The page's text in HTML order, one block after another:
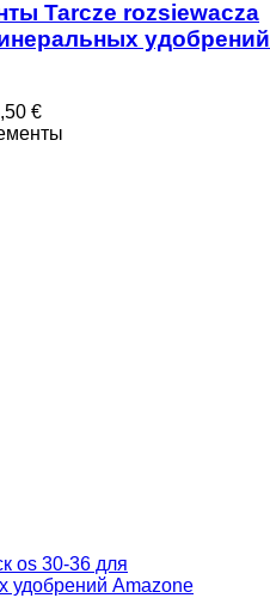
Tarcze rozsiewacza
удобрений
€
os 30-36 для
удобрений Amazone